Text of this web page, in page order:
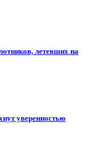
летевших на
уверенностью